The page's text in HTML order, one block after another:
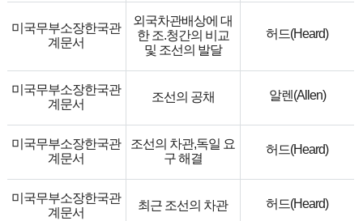
미국무부소장한국관
계문서
외국차관배상에 대
한 조.청간의 비교
및 조선의 발달
허드(Heard)
미국무부소장한국관
계문서
조선의 공채 알렌(Allen)
미국무부소장한국관
계문서
조선의 차관,독일 요
구 해결
허드(Heard)
미국무부소장한국관
계문서
최근 조선의 차관 허드(Heard)